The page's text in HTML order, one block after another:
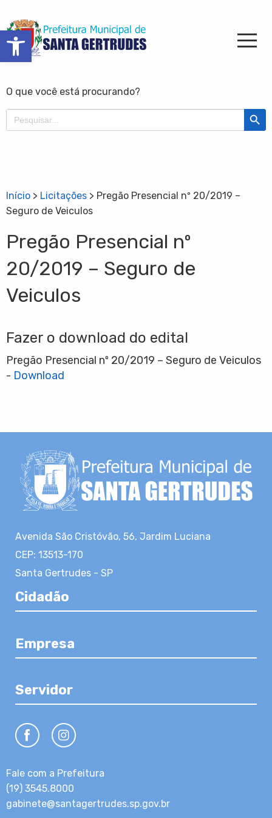
Barra de Ferramentas Aberta
O que você está procurando?
Search
for:
Search
Início > Licitações > Pregão Presencial nº 20/2019 –
Seguro de Veiculos
Pregão Presencial nº
20/2019 – Seguro de
Veiculos
Fazer o download do edital
Pregão Presencial nº 20/2019 – Seguro de Veiculos
- Download
Avenida São Cristóvão, 56, Jardim Luciana
CEP: 13513-170
Santa Gertrudes - SP
Cidadão
Empresa
Servidor
Fale com a Prefeitura
(19) 3545.8000
gabinete@santagertrudes.sp.gov.br